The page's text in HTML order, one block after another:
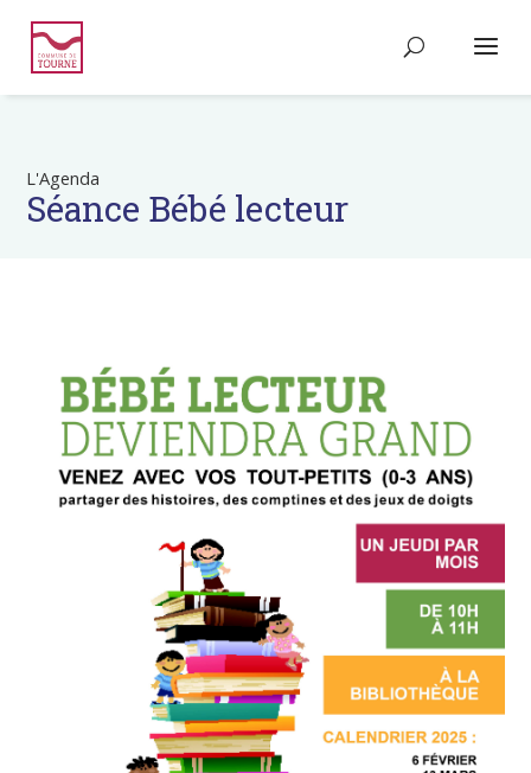
L'Agenda
Séance Bébé lecteur